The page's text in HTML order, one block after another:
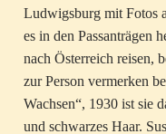
Ludwigsburg mit Fotos
es in den Passanträgen
nach Österreich reisen,
zur Person vermerken
Wachsen“, 1930 ist sie
und schwarzes Haar.